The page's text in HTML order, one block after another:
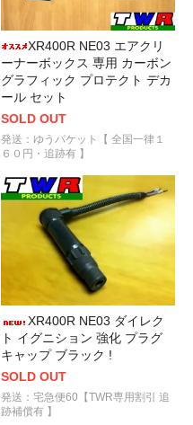
XR400R NE03 エアクリ
ーナーボックス 専用 カーボン
グラフィック プロテクト デカ
ール セット
SOLD OUT
発送：ゆうパケット【 全国一律１
６０円・追跡有 】
XR400R NE03 ダイレク
ト イグニション 強化 プラグ
キャップ ブラック !
SOLD OUT
発送：宅急便60【TWR専用割引 追
跡補償有 】